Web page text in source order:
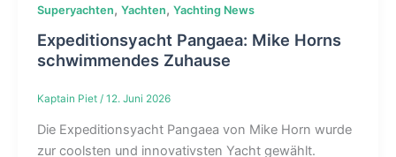
Superyachten, Yachten, Yachting News
Expeditionsyacht Pangaea: Mike Horns
schwimmendes Zuhause
Kaptain Piet / 12. Juni 2026
Die Expeditionsyacht Pangaea von Mike Horn wurde
zur coolsten und innovativsten Yacht gewählt.